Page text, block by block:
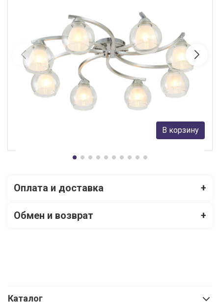
Накладная люстра Citilux CL152187
Citilux
В корзину
Оплата и доставка +
Обмен и возврат +
Каталог